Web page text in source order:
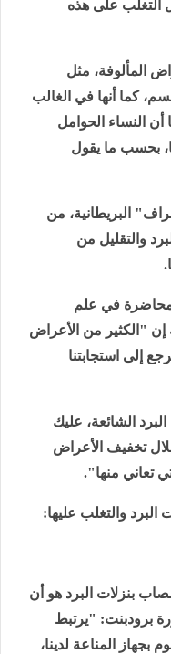
التغلب على هذه
المألوفة، مثل
كما أنها في الغالب
أن النساء الحوامل
بحسب ما يقول
البريطانية، من
والتقليل من
في علم
إن "الكثير من الأعراض
إلى استجابتنا
الشائعة، عليك
تخفيف الأعراض
تعاني منها".
بنزلات البرد هو أن
برودبنت: "يرتبط
بجهاز المناعة لدينا،